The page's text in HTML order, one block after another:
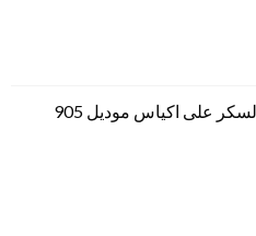
ماكينات تعبئة وتغليف لتعبئة السكر على اكياس موديل 905